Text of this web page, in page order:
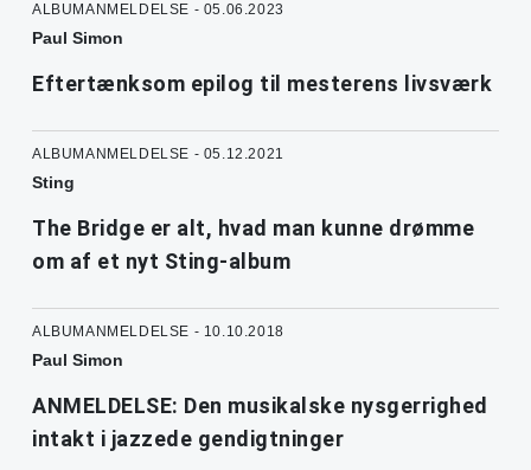
ALBUMANMELDELSE - 05.06.2023
Paul Simon
Eftertænksom epilog til mesterens livsværk
ALBUMANMELDELSE - 05.12.2021
Sting
The Bridge er alt, hvad man kunne drømme
om af et nyt Sting-album
ALBUMANMELDELSE - 10.10.2018
Paul Simon
ANMELDELSE: Den musikalske nysgerrighed
intakt i jazzede gendigtninger